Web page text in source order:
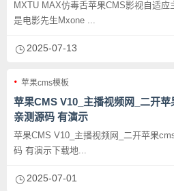
MXTU MAX仿毒舌苹果CMS影视自适应
是电影先生Mxone ...
2025-07-13
苹果cms模板
苹果CMS V10_主播视频网_二开
亲测源码 有演示
苹果CMS V10_主播视频网_二开苹果
码 有演示下载地...
2025-07-01